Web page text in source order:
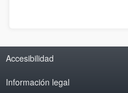
Accesibilidad
Información legal